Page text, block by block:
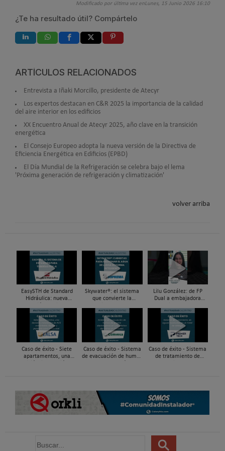
Modificado por última vez enLunes, 15 Junio 2026 16:10
¿Te ha resultado útil? Compártelo
ARTÍCULOS RELACIONADOS
Entrevista a Iñaki Morcillo, presidente de Atecyr
Los expertos destacan en C&R 2025 la importancia de la calidad
del aire interior en los edificios
XX Encuentro Anual de Atecyr 2025, año clave en la transición
energética
El Consejo Europeo adopta la nueva versión de la Directiva de
Eficiencia Energética en Edificios (EPBD)
El Día Mundial de la Refrigeración se celebra bajo el lema
'Próxima generación de refrigeración y climatización'
volver arriba
EasySTH de Standard
Hidráulica: nueva
de expansión para
tuberías PEX
Skywater®: el sistema
que convierte la
infraestructura activa de
gestión del agua...
Lilu González: de FP
Dual a embajadora
| Mecatrónica Industrial
Caso de éxito - Siete
apartamentos, una
Caso de éxito - Sistema
de evacuación de humos
Caso de éxito - Sistema
de tratamiento de